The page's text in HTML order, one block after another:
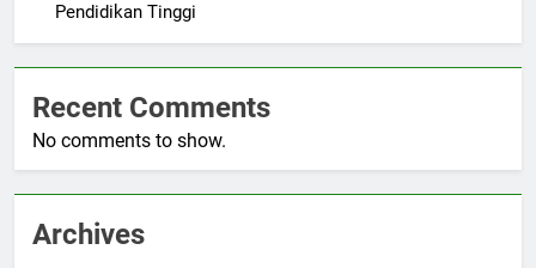
Pendidikan Tinggi
Recent Comments
No comments to show.
Archives